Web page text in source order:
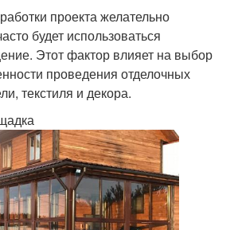
проекта желательно
будет использоваться
Этот фактор влияет на выбор
проведения отделочных
текстиля и декора.